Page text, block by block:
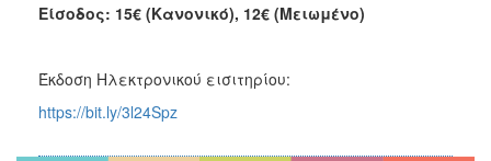
Είσοδος: 15€ (Κανονικό), 12€ (Μειωμένο)
Έκδοση Ηλεκτρονικού εισιτηρίου:
https://bit.ly/3l24Spz